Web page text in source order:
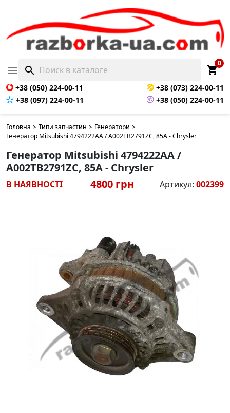
 search shopping_cart
0
+38 (050) 224-00-11
+38 (073) 224-00-11
+38 (097) 224-00-11
+38 (050) 224-00-11
Головна > Типи запчастин > Генератори >
Генератор Mitsubishi 4794222AA / A002TB2791ZC, 85А - Chrysler
Генератор Mitsubishi 4794222AA /
A002TB2791ZC, 85А - Chrysler
В НАЯВНОСТІ 4800 грн Артикул: 002399